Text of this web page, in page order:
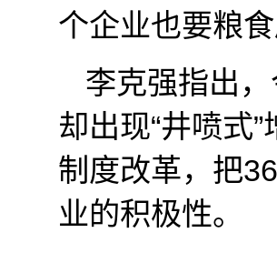
个企业也要粮
李克强指出
却出现“井喷式
制度改革，把
业的积极性。